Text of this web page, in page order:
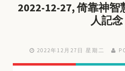
2022-12-27, 倚靠神
人記念
2022年12月27日 星期二